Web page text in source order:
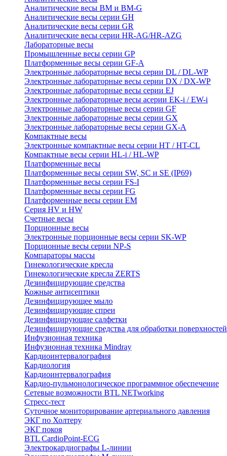
Аналитические весы BM и BM-G
Аналитические весы серии GH
Аналитические весы серии GR
Аналитические весы серии HR-AG/HR-AZG
Лабораторные весы
Промышленные весы серии GP
Платформенные весы серии GF-A
Электронные лабораторные весы серии DL / DL-WP
Электронные лабораторные весы серии DX / DX-WP
Электронные лабораторные весы серии EJ
Электронные лабораторные весы aсерии EK-i / EW-i
Электронные лабораторные весы серии GF
Электронные лабораторные весы серии GX
Электронные лабораторные весы серии GX-A
Компактные весы
Электронные компактные весы серии HT / HT-CL
Компактные весы серии HL-i / HL-WP
Платформенные весы
Платформенные весы серии SW, SC и SE (IP69)
Платформенные весы серии FS-I
Платформенные весы серии FG
Платформенные весы серии EM
Серия HV и HW
Счетные весы
Порционные весы
Электронные порционные весы серии SK-WP
Порционные весы серии NP-S
Компараторы массы
Гинекологические кресла
Гинекологические кресла ZERTS
Дезинфицирующие средства
Кожные антисептики
Дезинфицирующее мыло
Дезинфицирующие спреи
Дезинфицирующие салфетки
Дезинфицирующие средства для обработки поверхностей
Инфузионная техника
Инфузионная техника Mindray
Кардиоинтервалография
Кардиология
Кардиоинтервалография
Кардио-пульмонологическое программное обеспечение
Сетевые возможности BTL NETworking
Стресс-тест
Суточное мониторирование артериального давления
ЭКГ по Холтеру
ЭКГ покоя
BTL CardioPoint-ECG
Электрокардиографы L-линии